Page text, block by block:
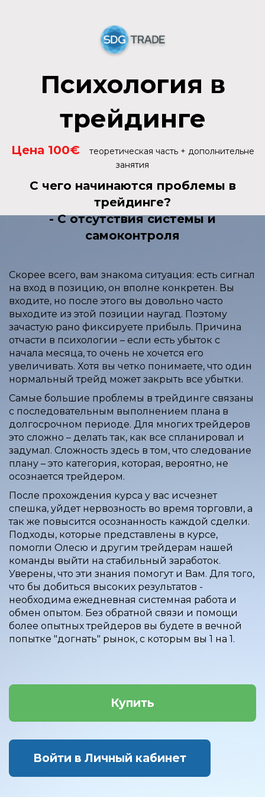
Психология в
трейдинге
Цена 100€
теоретическая часть + дополнительне
занятия
С чего начинаются проблемы в
трейдинге?
- С отсутствия системы и
самоконтроля
Скорее всего, вам знакома ситуация: есть сигнал
на вход в позицию, он вполне конкретен. Вы
входите, но после этого вы довольно часто
выходите из этой позиции наугад. Поэтому
зачастую рано фиксируете прибыль. Причина
отчасти в психологии – если есть убыток с
начала месяца, то очень не хочется его
увеличивать. Хотя вы четко понимаете, что один
нормальный трейд может закрыть все убытки.
Самые большие проблемы в трейдинге связаны
с последовательным выполнением плана в
долгосрочном периоде. Для многих трейдеров
это сложно – делать так, как все спланировал и
задумал. Сложность здесь в том, что следование
плану – это категория, которая, вероятно, не
осознается трейдером.
После прохождения курса у вас исчезнет
спешка, уйдет нервозность во время торговли, а
так же повысится осознанность каждой сделки.
Подходы, которые представлены в курсе,
помогли Олесю и другим трейдерам нашей
команды выйти на стабильный заработок.
Уверены, что эти знания помогут и Вам. Для того,
что бы добиться высоких результатов -
необходима ежедневная системная работа и
обмен опытом. Без обратной связи и помощи
более опытных трейдеров вы будете в вечной
попытке "догнать" рынок, с которым вы 1 на 1.
Купить
Войти в Личный кабинет